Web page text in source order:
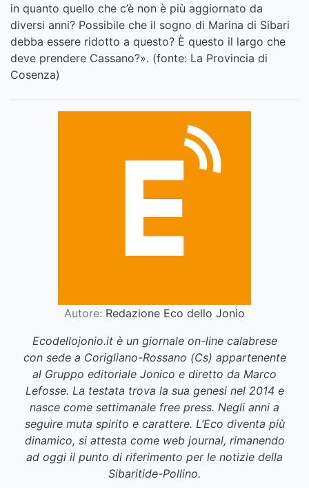
in quanto quello che c’è non è più aggiornato da
diversi anni? Possibile che il sogno di Marina di Sibari
debba essere ridotto a questo? È questo il largo che
deve prendere Cassano?». (fonte: La Provincia di
Cosenza)
Autore: Redazione Eco dello Jonio
Ecodellojonio.it è un giornale on-line calabrese
con sede a Corigliano-Rossano (Cs) appartenente
al Gruppo editoriale Jonico e diretto da Marco
Lefosse. La testata trova la sua genesi nel 2014 e
nasce come settimanale free press. Negli anni a
seguire muta spirito e carattere. L’Eco diventa più
dinamico, si attesta come web journal, rimanendo
ad oggi il punto di riferimento per le notizie della
Sibaritide-Pollino.